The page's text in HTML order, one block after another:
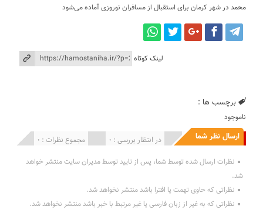
محمد درشهر کرمان برای استقبال از مسافران نوروزی آماده می‌شود
لینک کوتاه
برچسب ها :
ناموجود
ارسال نظر شما مجموع نظرات : 0 در انتظار بررسی : 0 انتشار یافته : 0
نظرات ارسال شده توسط شما، پس از تایید توسط مدیران سایت منتشر خواهد
شد.
نظراتی که حاوی تهمت یا افترا باشد منتشر نخواهد شد.
نظراتی که به غیر از زبان فارسی یا غیر مرتبط با خبر باشد منتشر نخواهد شد.